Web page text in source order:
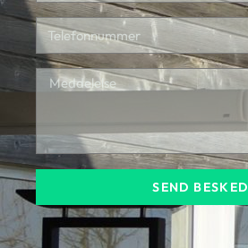
SEND BESKED